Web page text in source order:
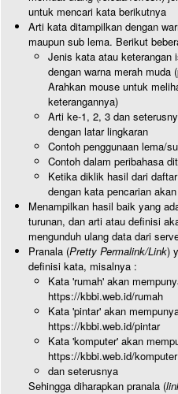
untuk mencari kata berikutnya
Arti kata ditampilkan dengan
maupun sub lema. Berikut
Jenis kata atau keterangan
dengan warna merah muda
Arahkan mouse untuk
keterangannya)
Arti ke-1, 2, 3 dan
dengan latar lingkaran
Contoh penggunaan lema/
Contoh dalam peribahasa
Ketika diklik hasil dari
dengan kata pencarian
Menampilkan hasil baik yang
turunan, dan arti atau definisi
mengunduh ulang data dari
Pranala (Pretty Permalink/Link)
definisi kata, misalnya :
Kata 'rumah' akan
https://kbbi.web.id/rumah
Kata 'pintar' akan
https://kbbi.web.id/pintar
Kata 'komputer' akan
https://kbbi.web.id/komputer
dan seterusnya
Sehingga diharapkan pranala (